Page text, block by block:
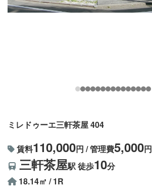
ミレドゥーエ三軒茶屋 404
賃料110,000円 / 管理費5,000円
三軒茶屋駅 徒歩10分
18.14㎡ / 1R